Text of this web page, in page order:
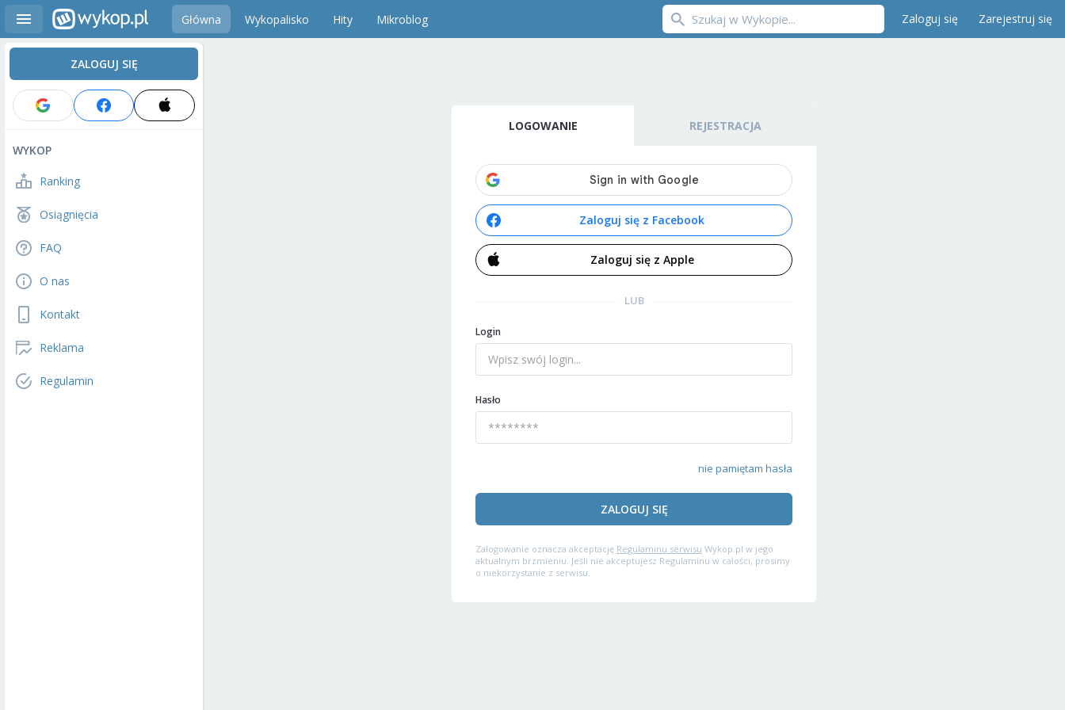
Główna Wykopalisko Hity Mikroblog Zaloguj się Zarejestruj się
ZALOGUJ SIĘ
WYKOP
Ranking
Osiągnięcia
FAQ
O nas
Kontakt
Reklama
Regulamin
LOGOWANIE REJESTRACJA
Zaloguj się z Facebook
Zaloguj się z Apple
LUB
Login
Hasło
nie pamiętam hasła
ZALOGUJ SIĘ
Zalogowanie oznacza akceptację Regulaminu serwisu Wykop.pl w jego
aktualnym brzmieniu. Jeśli nie akceptujesz Regulaminu w całości, prosimy
o niekorzystanie z serwisu.